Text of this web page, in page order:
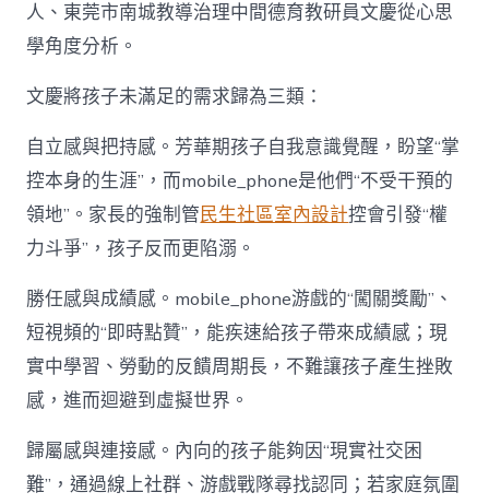
人、東莞市南城教導治理中間德育教研員文慶從心思
學角度分析。
文慶將孩子未滿足的需求歸為三類：
自立感與把持感。芳華期孩子自我意識覺醒，盼望“掌
控本身的生涯”，而mobile_phone是他們“不受干預的
領地”。家長的強制管民生社區室內設計控會引發“權
力斗爭”，孩子反而更陷溺。
勝任感與成績感。mobile_phone游戲的“闖關獎勵”、
短視頻的“即時點贊”，能疾速給孩子帶來成績感；現
實中學習、勞動的反饋周期長，不難讓孩子產生挫敗
感，進而迴避到虛擬世界。
歸屬感與連接感。內向的孩子能夠因“現實社交困
難”，通過線上社群、游戲戰隊尋找認同；若家庭氛圍